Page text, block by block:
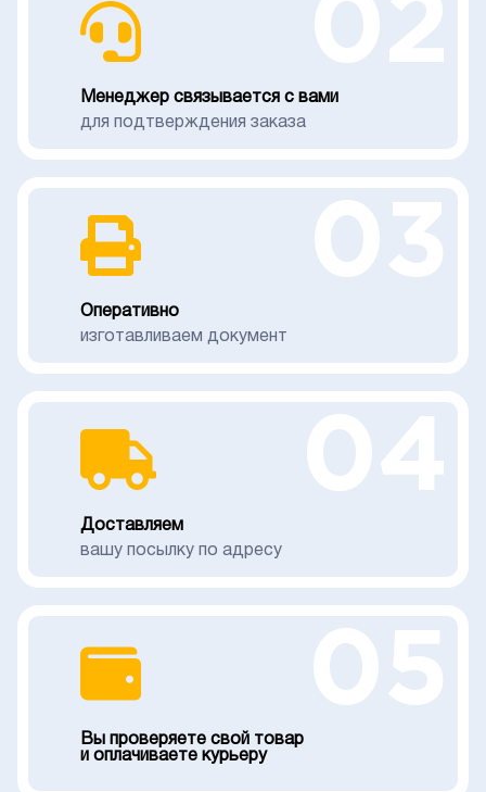
Менеджер связывается с вами
для подтверждения заказа
Оперативно
изготавливаем документ
Доставляем
вашу посылку по адресу
Вы проверяете свой товар
и оплачиваете курьеру